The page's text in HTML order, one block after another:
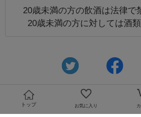
必須
20歳未満の方の飲酒は法律で
20歳未満の方に対しては酒
トップ お気に入り